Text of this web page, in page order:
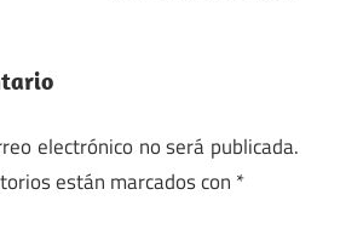
electrónico no será publicada.
están marcados con *